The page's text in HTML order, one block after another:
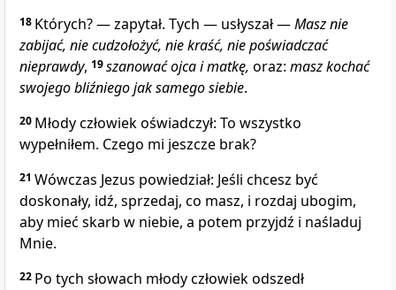
18 Których? — zapytał. Tych — usłyszał —Masz nie
zabijać, nie cudzołożyć, nie kraść, nie poświadczać
nieprawdy, 19szanować ojca i matkę, oraz: masz kochać
swojego bliźniego jak samego siebie.
20 Młody człowiek oświadczył: To wszystko
wypełniłem. Czego mi jeszcze brak?
21 Wówczas Jezus powiedział: Jeśli chcesz być
doskonały, idź, sprzedaj, co masz, i rozdaj ubogim,
aby mieć skarb w niebie, a potem przyjdź i naśladuj
Mnie.
22 Po tych słowach młody człowiek odszedł